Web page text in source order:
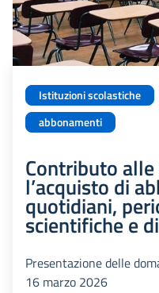
Istituzioni scolastiche
abbonamenti
Contributo
l’acquisto di
quotidiani,
scientifiche e
Presentazione delle
16 marzo 2026